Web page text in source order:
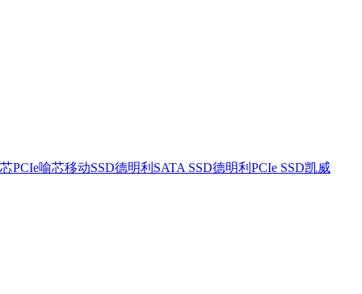
PCIe喻芯移动SSD德明利SATA SSD德明利PCIe SSD凯威